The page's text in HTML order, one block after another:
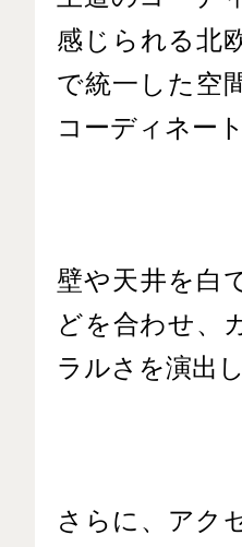
感じられる北
で統一した空
コーディネート
壁や天井を白
どを合わせ、
ラルさを演出
さらに、アク